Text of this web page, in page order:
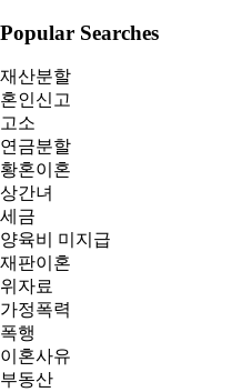
Popular Searches
재산분할
혼인신고
고소
연금분할
황혼이혼
상간녀
세금
양육비 미지급
재판이혼
위자료
가정폭력
폭행
이혼사유
부동산